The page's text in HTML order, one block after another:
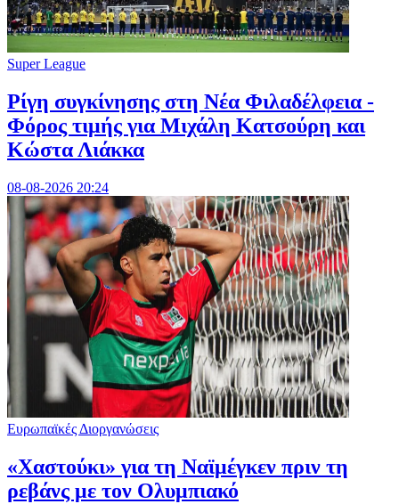
Super League
Ρίγη συγκίνησης στη Νέα Φιλαδέλφεια -
Φόρος τιμής για Μιχάλη Κατσούρη και
Κώστα Λιάκκα
08-08-2026 20:24
Ευρωπαϊκές Διοργανώσεις
«Χαστούκι» για τη Ναϊμέγκεν πριν τη
ρεβάνς με τον Ολυμπιακό